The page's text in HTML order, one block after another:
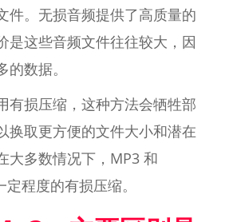
件。无损音频提供了高质量的
是这些音频文件往往较大，因
数据。
有损压缩，这种方法会牺牲部
换取更方便的文件大小和潜在
大多数情况下，MP3 和
程度的有损压缩。